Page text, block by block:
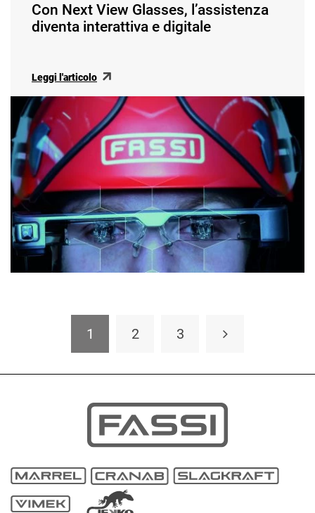
Con Next View Glasses, l’assistenza
diventa interattiva e digitale
Leggi l'articolo
1 2 3